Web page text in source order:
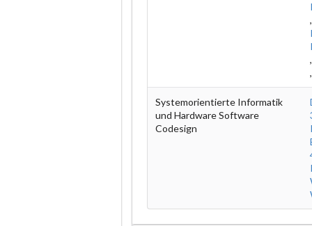
Systemorientierte Informatik
und Hardware Software
Codesign